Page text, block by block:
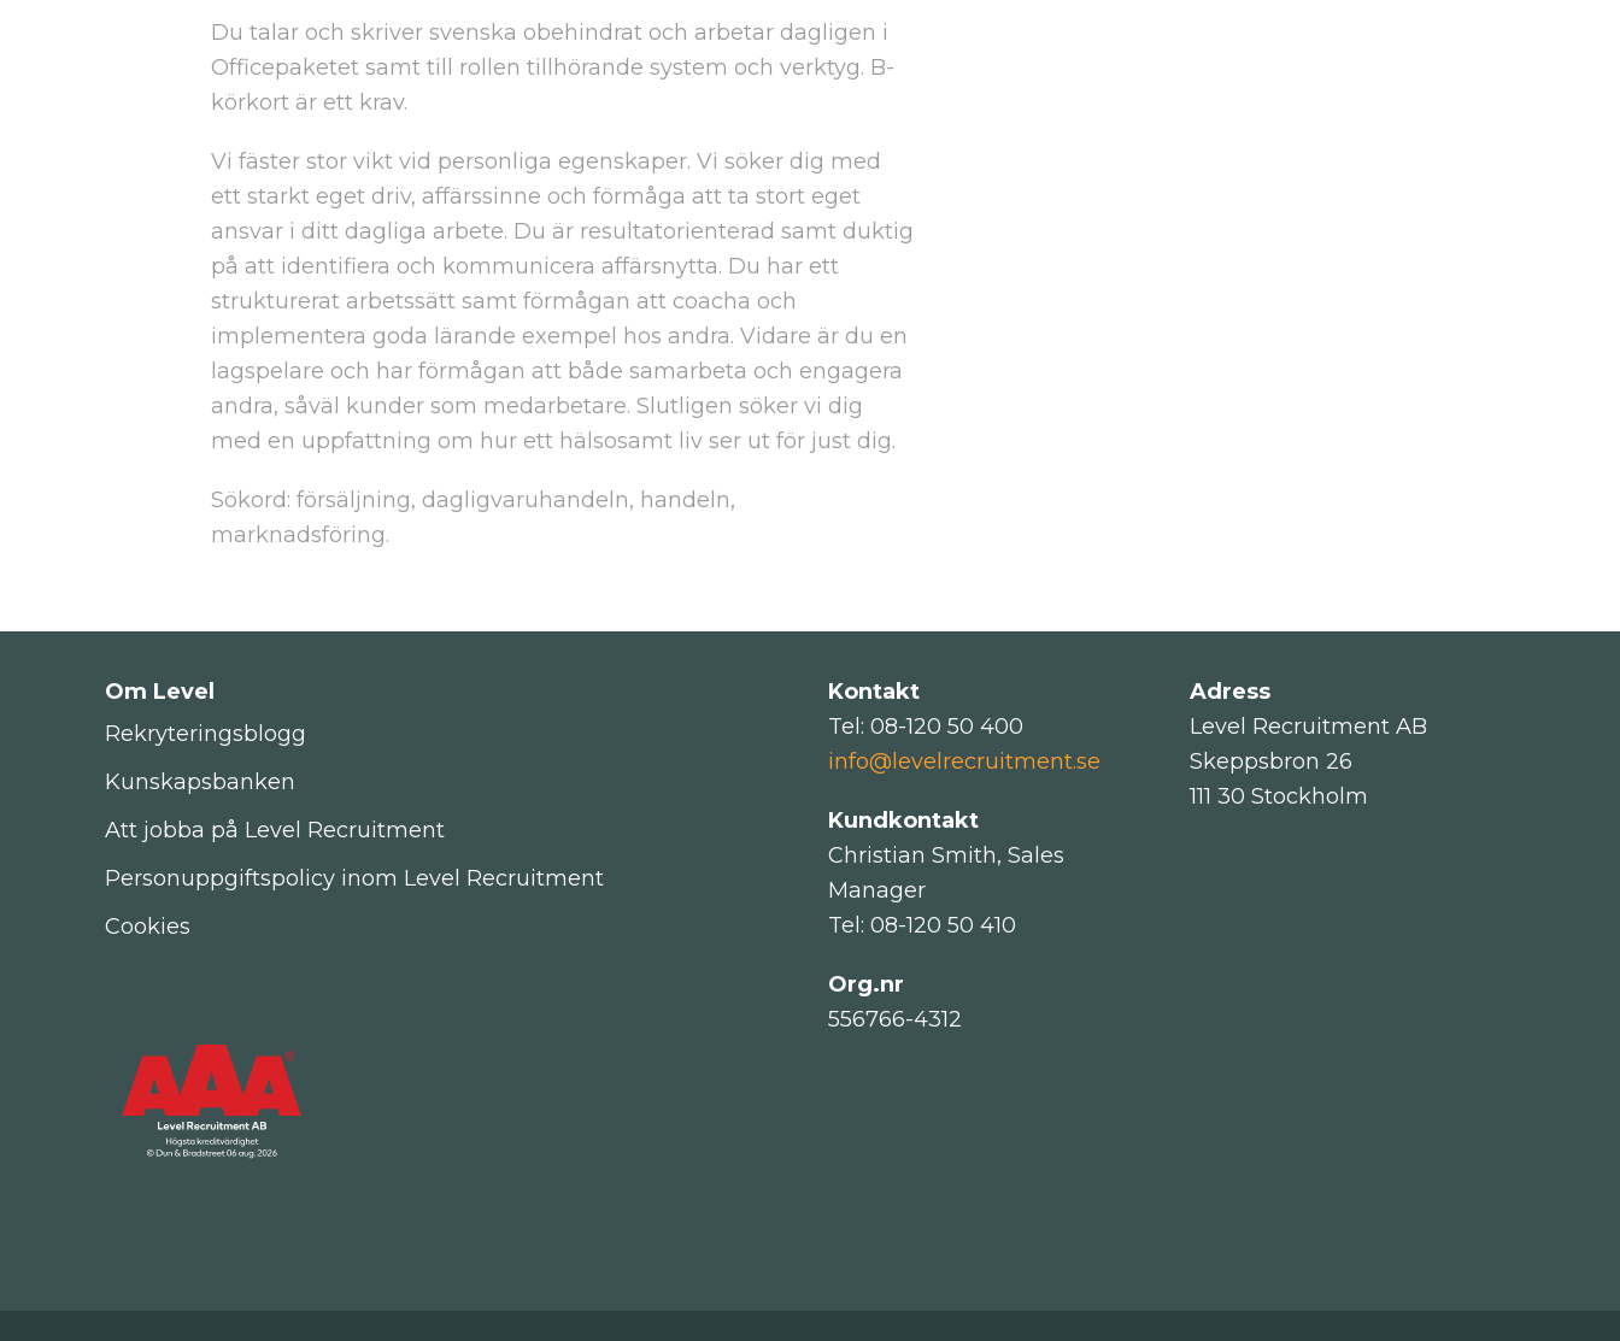
Du talar och skriver svenska obehindrat och arbetar dagligen i
Officepaketet samt till rollen tillhörande system och verktyg. B-
körkort är ett krav.
Vi fäster stor vikt vid personliga egenskaper. Vi söker dig med
ett starkt eget driv, affärssinne och förmåga att ta stort eget
ansvar i ditt dagliga arbete. Du är resultatorienterad samt duktig
på att identifiera och kommunicera affärsnytta. Du har ett
strukturerat arbetssätt samt förmågan att coacha och
implementera goda lärande exempel hos andra. Vidare är du en
lagspelare och har förmågan att både samarbeta och engagera
andra, såväl kunder som medarbetare. Slutligen söker vi dig
med en uppfattning om hur ett hälsosamt liv ser ut för just dig.
Sökord: försäljning, dagligvaruhandeln, handeln,
marknadsföring.
Om Level
Rekryteringsblogg
Kunskapsbanken
Att jobba på Level Recruitment
Personuppgiftspolicy inom Level Recruitment
Cookies
Kontakt
Tel: 08-120 50 400
info@levelrecruitment.se
Kundkontakt
Christian Smith, Sales
Manager
Tel: 08-120 50 410
Org.nr
556766-4312
Adress
Level Recruitment AB
Skeppsbron 26
111 30 Stockholm